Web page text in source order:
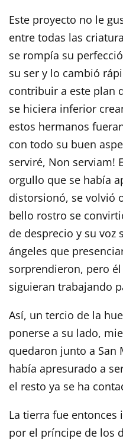
Este proyecto no le
entre todas las
se rompía su
su ser y lo cambió
contribuir a este plan
se hiciera inferior
estos hermanos
con todo su buen
serviré, Non serviam!
orgullo que se había
distorsionó, se volvió
bello rostro se
de desprecio y su voz
ángeles que
sorprendieron, pero
siguieran trabajando
Así, un tercio de la
ponerse a su lado,
quedaron junto a San
había apresurado a
el resto ya se ha
La tierra fue entonces
por el príncipe de los